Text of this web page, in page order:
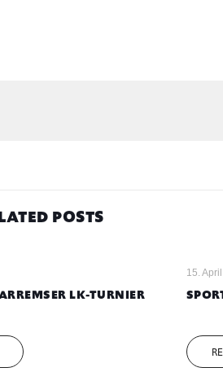
POSTS
LK-TURNIER
15.